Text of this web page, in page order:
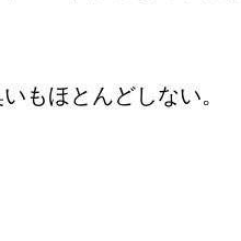
もほとんどしない。